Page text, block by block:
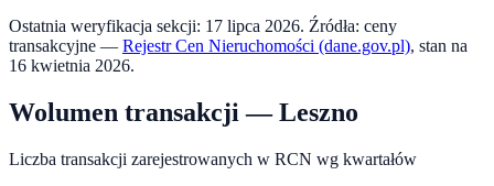
Ostatnia weryfikacja sekcji: 17 lipca 2026. Źródła: ceny
transakcyjne — Rejestr Cen Nieruchomości (dane.gov.pl), stan na
16 kwietnia 2026.
Wolumen transakcji —Leszno
Liczba transakcji zarejestrowanych w RCN wg kwartałów